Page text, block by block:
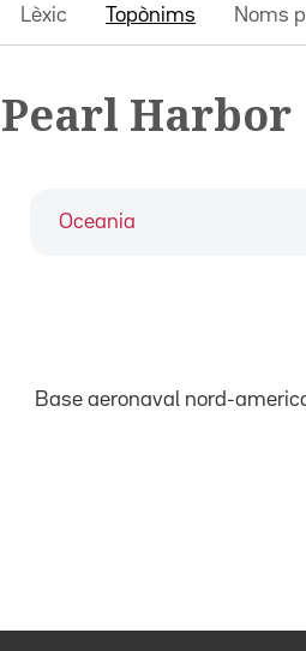
Lèxic Topònims Noms
Pearl Harbor
Oceania
Base aeronaval nord-